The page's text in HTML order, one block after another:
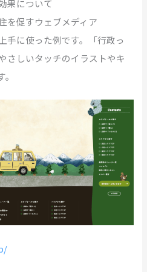
果について
を促すウェブメディア
手に使った例です。「行政っ
さしいタッチのイラストやキ